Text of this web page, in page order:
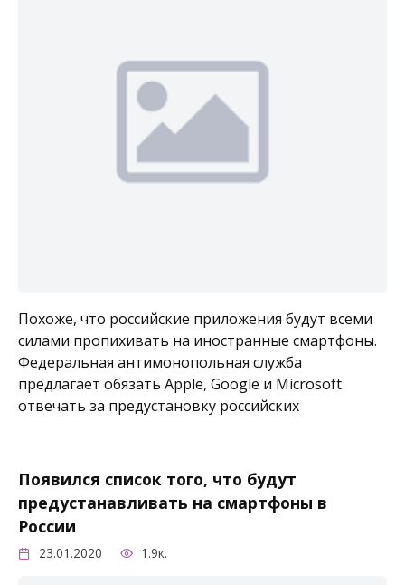
Похоже, что российские приложения будут всеми
силами пропихивать на иностранные смартфоны.
Федеральная антимонопольная служба
предлагает обязать Apple, Google и Microsoft
отвечать за предустановку российских
Появился список того, что будут
предустанавливать на смартфоны в
России
23.01.2020 1.9к.